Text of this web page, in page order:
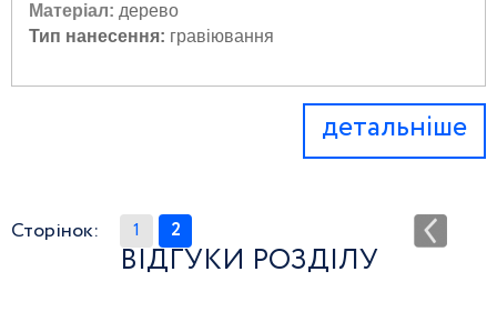
Матеріал: дерево
Тип нанесення: гравіювання
детальніше
Сторінок: 1 2
ВІДГУКИ РОЗДІЛУ